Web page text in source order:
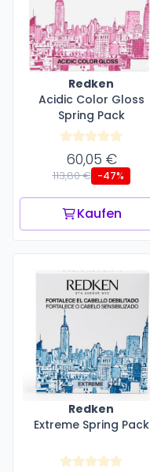
Redken
Acidic Color Gloss
Spring Pack
60,05 €
113,80 € -47%
Kaufen
Redken
Extreme Spring Pack